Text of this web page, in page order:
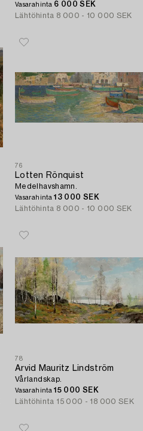
Vasarahinta 6 000 SEK
Lähtöhinta 8 000 - 10 000 SEK
76
Lotten Rönquist
Medelhavshamn.
Vasarahinta13 000 SEK
Lähtöhinta 8 000 - 10 000 SEK
78
Arvid Mauritz Lindström
Vårlandskap.
Vasarahinta15 000 SEK
Lähtöhinta 15 000 - 18 000 SEK